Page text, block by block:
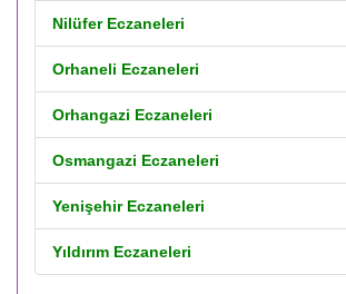
Nilüfer Eczaneleri
Orhaneli Eczaneleri
Orhangazi Eczaneleri
Osmangazi Eczaneleri
Yenişehir Eczaneleri
Yıldırım Eczaneleri